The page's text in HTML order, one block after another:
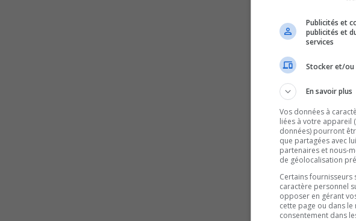
Publicités et
publicités et
services
Stocker et/ou
En savoir plus
Vos données à
liées à votre appareil
données) pourront
que partagées avec
partenaires et nous-
de géolocalisation
Certains
caractère personnel
opposer en gérant
cette page ou dans
consentement dans